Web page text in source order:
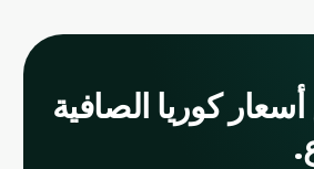
كوريا الصافية